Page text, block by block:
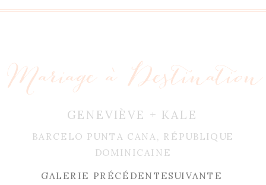
GENEVIÈVE + KALE
BARCELO PUNTA CANA, RÉPUBLIQUE
DOMINICAINE
Mariage à Destination
GALERIE PRÉCÉDENTESUIVANTE